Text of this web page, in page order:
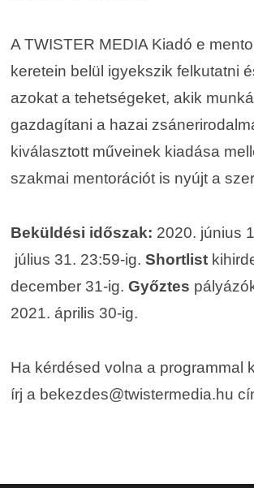
A TWISTER MEDIA Kiadó e
keretein belül igyekszik felkutatni
azokat a tehetségeket, akik
gazdagítani a hazai
kiválasztott műveinek kiadása
szakmai mentorációt is nyújt a
Beküldési időszak: 2020. június
július 31. 23:59-ig.Shortlist
december 31-ig.Győztes
2021. április 30-ig.
Ha kérdésed volna a programmal
írj a bekezdes@twistermedia.hu